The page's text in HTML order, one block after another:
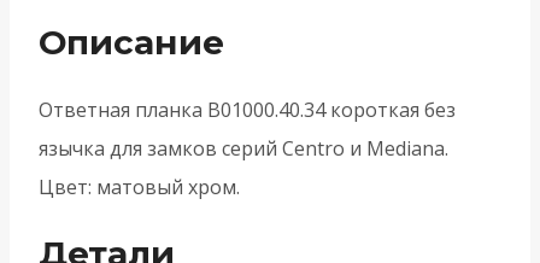
Матовый
Описание
Ответная планка B01000.40.34 короткая без
язычка для замков серий Centro и Mediana.
Цвет: матовый хром.
Детали